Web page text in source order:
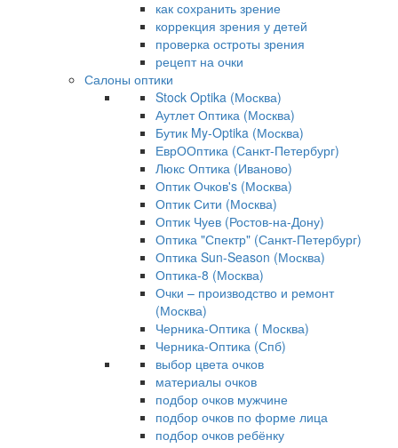
как сохранить зрение
коррекция зрения у детей
проверка остроты зрения
рецепт на очки
Салоны оптики
Stock Optika (Москва)
Аутлет Оптика (Москва)
Бутик My-Optika (Москва)
ЕврООптика (Санкт-Петербург)
Люкс Оптика (Иваново)
Оптик Очков's (Москва)
Оптик Сити (Москва)
Оптик Чуев (Ростов-на-Дону)
Оптика "Спектр" (Санкт-Петербург)
Оптика Sun-Season (Москва)
Оптика-8 (Москва)
Очки – производство и ремонт
(Москва)
Черника-Оптика ( Москва)
Черника-Оптика (Спб)
выбор цвета очков
материалы очков
подбор очков мужчине
подбор очков по форме лица
подбор очков ребёнку